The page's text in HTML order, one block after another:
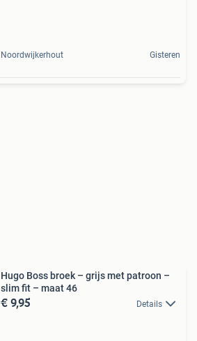
Noordwijkerhout Gisteren
Hugo Boss broek – grijs met patroon –
slim fit – maat 46
€ 9,95 Details